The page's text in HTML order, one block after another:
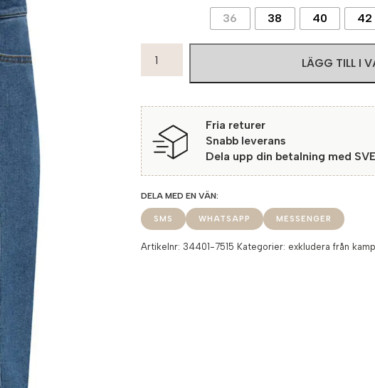
36 38 40 42
Jeanskjol
Dark
Blue
mängd
LÄGG TILL I
Fria returer
Snabb leverans
Dela upp din betalning med
SMS WHATSAPP MESSENGER
Artikelnr: 34401-7515 Kategorier: exkludera från